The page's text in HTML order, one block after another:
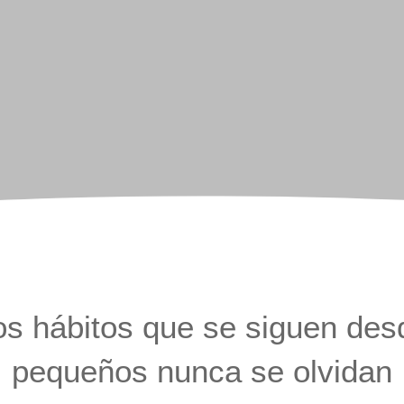
hábitos que se siguen
pequeños nunca se olvidan